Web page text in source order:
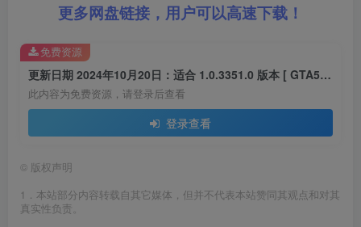
更多网盘链接，用户可以高速下载！
更新日期 2024年10月20日：适合 1.0.3351.0 版本 [ GTA5上限补丁 Gameconfig.xml 配置文件 ] v33.1
此内容为免费资源，请登录后查看
登录查看
免费资源
© 版权声明
1．本站部分内容转载自其它媒体，但并不代表本站赞同其观点和对其
真实性负责。